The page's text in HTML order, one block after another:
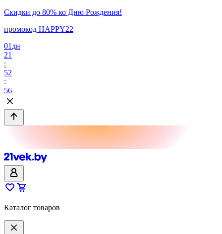
Скидки до 80% ко Дню Рождения!
промокод HAPPY22
01 дн
21
:
52
:
56
Каталог товаров